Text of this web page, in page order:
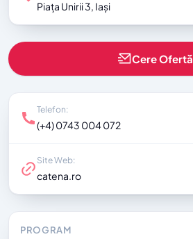
Piața Unirii 3, Iași
Cere Ofertă
Telefon:
(+4) 0743 004 072
Site Web:
catena.ro
PROGRAM